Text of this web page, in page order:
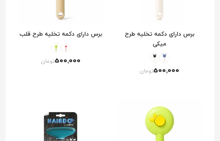
برس دارای دکمه تخلیه طرح
میکی
500٬000تومان
برس دارای دکمه تخلیه طرح قلب
500٬000تومان